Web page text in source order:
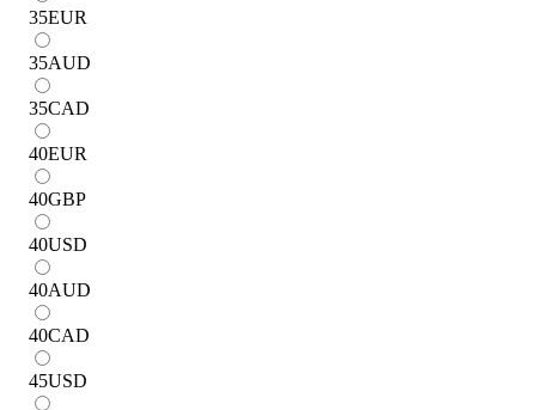
35EUR
35AUD
35CAD
40EUR
40GBP
40USD
40AUD
40CAD
45USD